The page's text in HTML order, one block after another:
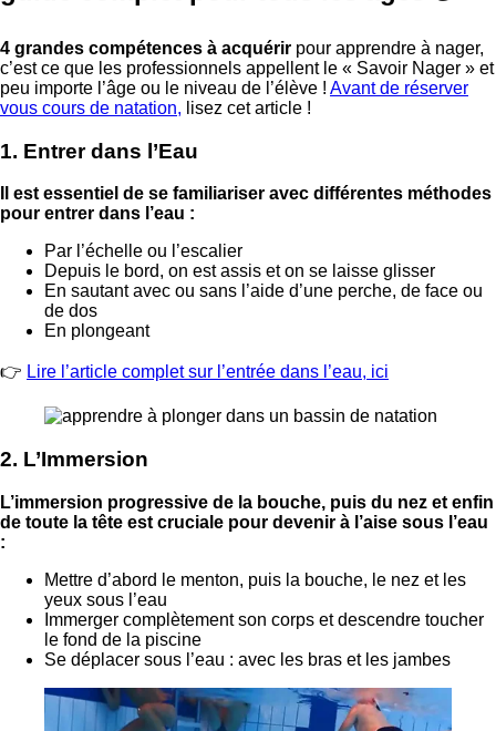
4 grandes compétences à acquérir pour apprendre à nager,
c’est ce que les professionnels appellent le « Savoir Nager » et
peu importe l’âge ou le niveau de l’élève ! Avant de réserver
vous cours de natation, lisez cet article !
1. Entrer dans l’Eau
Il est essentiel de se familiariser avec différentes méthodes
pour entrer dans l’eau :
Par l’échelle ou l’escalier
Depuis le bord, on est assis et on se laisse glisser
En sautant avec ou sans l’aide d’une perche, de face ou
de dos
En plongeant
👉 Lire l’article complet sur l’entrée dans l’eau, ici
2. L’Immersion
L’immersion progressive de la bouche, puis du nez et enfin
de toute la tête est cruciale pour devenir à l’aise sous l’eau
:
Mettre d’abord le menton, puis la bouche, le nez et les
yeux sous l’eau
Immerger complètement son corps et descendre toucher
le fond de la piscine
Se déplacer sous l’eau : avec les bras et les jambes